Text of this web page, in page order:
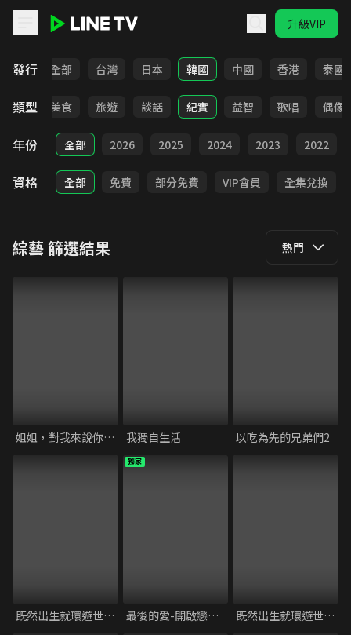
升級VIP
發行 全部 台灣 日本 韓國 中國 香港 泰國
類型
選秀 美食 旅遊 談話 紀實 益智 歌唱 偶像
年份 全部 2026 2025 2024 2023 2022
資格 全部 免費 部分免費 VIP會員 全集兌換
綜藝篩選結果 熱門
姐姐，對我來說你是女人啊 我獨自生活 以吃為先的兄弟們2
既然出生就環遊世界 S3
獨家
最後的愛-開啟戀愛下半場 既然出生就環遊世界 S4